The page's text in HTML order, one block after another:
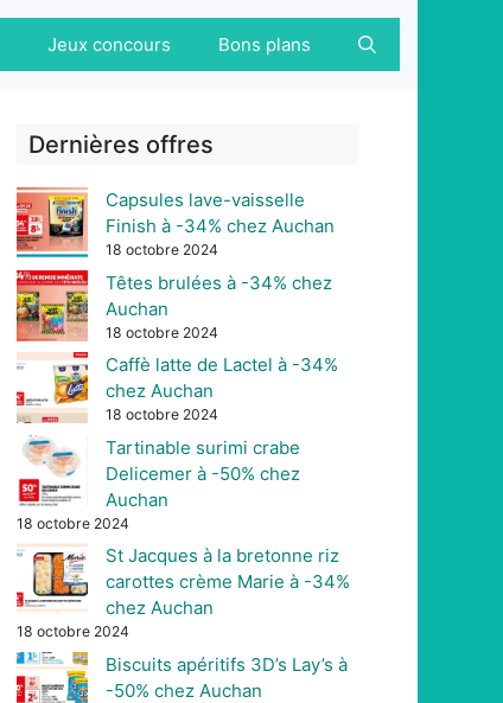
Jeux concours Bons plans
Dernières offres
Capsules lave-vaisselle
Finish à -34% chez Auchan
18 octobre 2024
Têtes brulées à -34% chez
Auchan
18 octobre 2024
Caffè latte de Lactel à -34%
chez Auchan
18 octobre 2024
Tartinable surimi crabe
Delicemer à -50% chez
Auchan
18 octobre 2024
St Jacques à la bretonne riz
carottes crème Marie à -34%
chez Auchan
18 octobre 2024
Biscuits apéritifs 3D’s Lay’s à
-50% chez Auchan